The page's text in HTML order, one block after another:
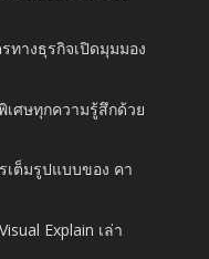
ทางธุรกิจเปิดมุมมอง
เศษทุกความรู้สึกด้วย
เต็มรูปแบบของ คา
Explain เล่า